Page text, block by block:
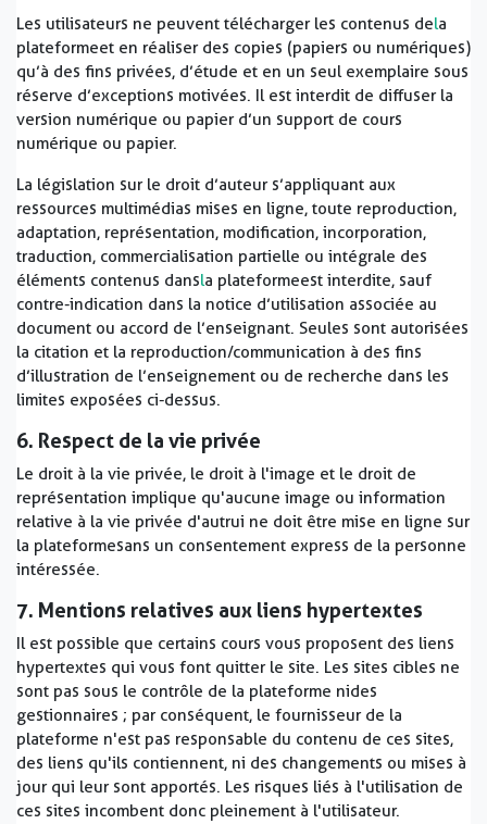
Les utilisateurs ne peuvent télécharger les contenus dela
plateforme et en réaliser des copies (papiers ou numériques)
qu’à des fins privées, d’étude et en un seul exemplaire sous
réserve d’exceptions motivées. Il est interdit de diffuser la
version numérique ou papier d’un support de cours
numérique ou papier.
La législation sur le droit d’auteur s’appliquant aux
ressources multimédias mises en ligne, toute reproduction,
adaptation, représentation, modification, incorporation,
traduction, commercialisation partielle ou intégrale des
éléments contenus dansla plateforme est interdite, sauf
contre-indication dans la notice d’utilisation associée au
document ou accord de l’enseignant. Seules sont autorisées
la citation et la reproduction/communication à des fins
d’illustration de l’enseignement ou de recherche dans les
limites exposées ci-dessus.
6. Respect de la vie privée
Le droit à la vie privée, le droit à l'image et le droit de
représentation implique qu'aucune image ou information
relative à la vie privée d'autrui ne doit être mise en ligne sur
la plateforme sans un consentement express de la personne
intéressée.
7. Mentions relatives aux liens hypertextes
Il est possible que certains cours vous proposent des liens
hypertextes qui vous font quitter le site. Les sites cibles ne
sont pas sous le contrôle de la plateforme ni des
gestionnaires ; par conséquent, le fournisseur de la
plateforme n'est pas responsable du contenu de ces sites,
des liens qu'ils contiennent, ni des changements ou mises à
jour qui leur sont apportés. Les risques liés à l'utilisation de
ces sites incombent donc pleinement à l'utilisateur.